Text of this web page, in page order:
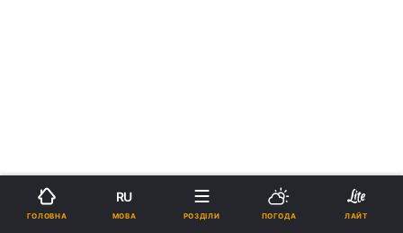
ГОЛОВНА
RU
МОВА РОЗДІЛИ ПОГОДА ЛАЙТ